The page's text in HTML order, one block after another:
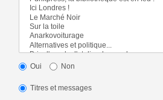
Oui Non
Titres et messages